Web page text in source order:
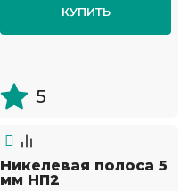
КУПИТЬ
5
Никелевая полоса 5
мм НП2